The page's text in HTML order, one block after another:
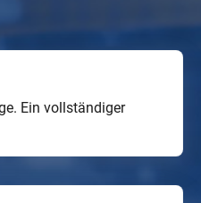
Ein vollständiger